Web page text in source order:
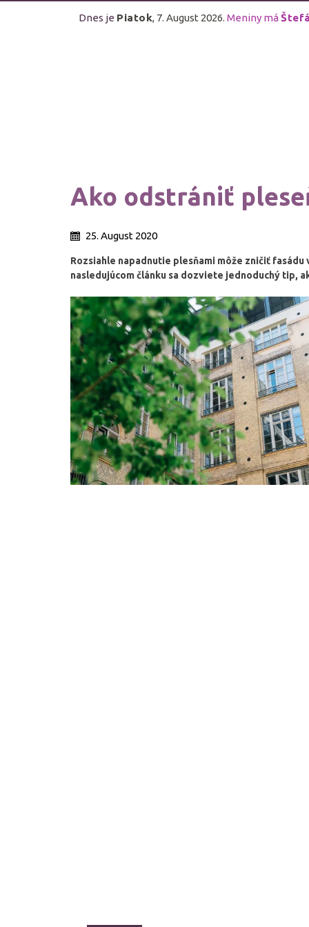
Dnes je Piatok, 7. August 2026. Meniny má
Ako odstrániť
25. August 2020
Rozsiahle napadnutie plesňami môže zničiť
nasledujúcom článku sa dozviete jednoduchý tip,